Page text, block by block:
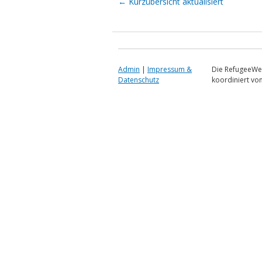
Artikel-Navigation
Admin | Impressum &
Datenschutz
Die
koordiniert von